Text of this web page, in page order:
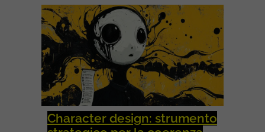
Character design: strumento